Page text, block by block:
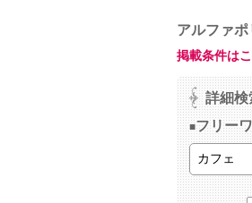
アルファポ
掲載条件は
詳細検
フリー